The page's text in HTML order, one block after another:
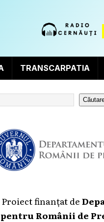
TRANSCARPATIA
Proiect finanțat de
pentru Românii de